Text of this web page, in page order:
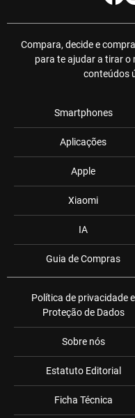
Compara, decide e
para te ajudar a tirar o
conteúdos
Smartphones
Aplicações
Apple
Xiaomi
IA
Guia de Compras
Política de privacidade e
Proteção de Dados
Sobre nós
Estatuto Editorial
Ficha Técnica